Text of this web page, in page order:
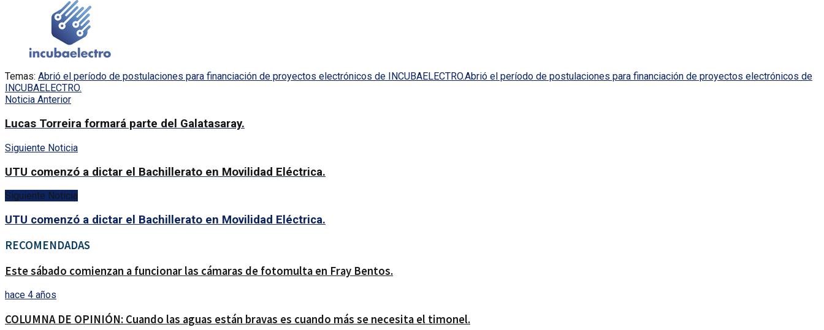
Temas: Abrió el período de postulaciones para financiación de proyectos electrónicos de INCUBAELECTRO.Abrió el período de postulaciones para financiación de proyectos electrónicos de
INCUBAELECTRO.
Noticia Anterior
Lucas Torreira formará parte del Galatasaray.
Siguiente Noticia
UTU comenzó a dictar el Bachillerato en Movilidad Eléctrica.
Siguiente Noticia
UTU comenzó a dictar el Bachillerato en Movilidad Eléctrica.
RECOMENDADAS
Este sábado comienzan a funcionar las cámaras de fotomulta en Fray Bentos.
hace 4 años
COLUMNA DE OPINIÓN: Cuando las aguas están bravas es cuando más se necesita el timonel.